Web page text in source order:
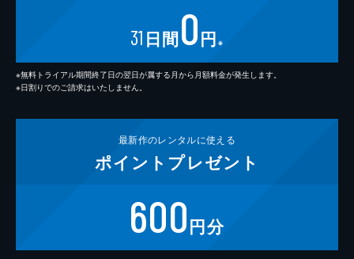
31 日間0円 ※
※無料トライアル期間終了日の翌日が属する月から月額料金が発生します。
※日割りでのご請求はいたしません。
最新作のレンタルに使える
ポイント プレゼント
600円分